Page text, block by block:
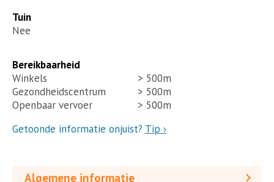
Tuin
Nee
Bereikbaarheid
Winkels
> 500m
Gezondheidscentrum
> 500m
Openbaar vervoer
> 500m
Getoonde informatie onjuist? Tip ›
Algemene informatie